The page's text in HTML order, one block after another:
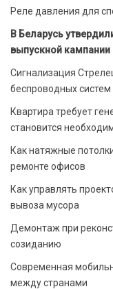
Реле давления для
В Беларусь
выпускной кампании
Сигнализация
беспроводных систем
Квартира требует
становится
Как натяжные
ремонте офисов
Как управлять
вывоза мусора
Демонтаж при
созиданию
Современная
между странами